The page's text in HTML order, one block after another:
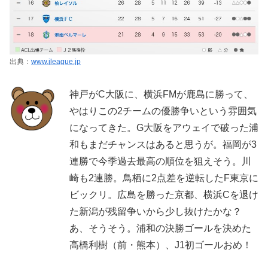
出典： www.jleague.jp
神戸がC大阪に、横浜FMが鹿島に勝って、
やはりこの2チームの優勝争いという雰囲気
になってきた。G大阪をアウェイで破った浦
和もまだチャンスはあると思うが。福岡が3
連勝で今季過去最高の順位を狙えそう。川
崎も2連勝。鳥栖に2点差を逆転したF東京に
ビックリ。広島を勝った京都、横浜Cを退け
た新潟が残留争いから少し抜けたかな？
あ、そうそう。浦和の決勝ゴールを決めた
高橋利樹（前・熊本）、J1初ゴールおめ！